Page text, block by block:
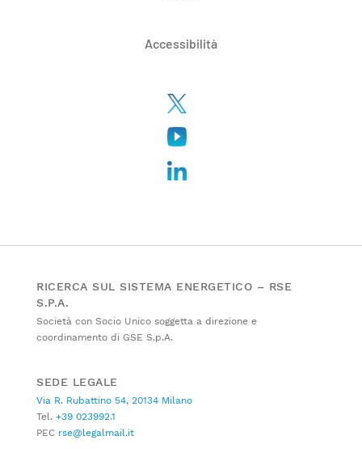
Accessibilità
RICERCA SUL SISTEMA ENERGETICO – RSE
S.P.A.
Società con Socio Unico soggetta a direzione e
coordinamento di GSE S.p.A.
SEDE LEGALE
Via R. Rubattino 54, 20134 Milano
Tel. +39 023992.1
PEC rse@legalmail.it